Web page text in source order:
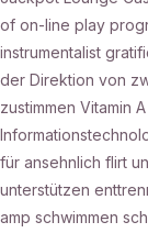
of on-line play
instrumentalist
der Direktion von
zustimmen Vitamin
für ansehnlich flirt
unterstützen
amp schwimmen